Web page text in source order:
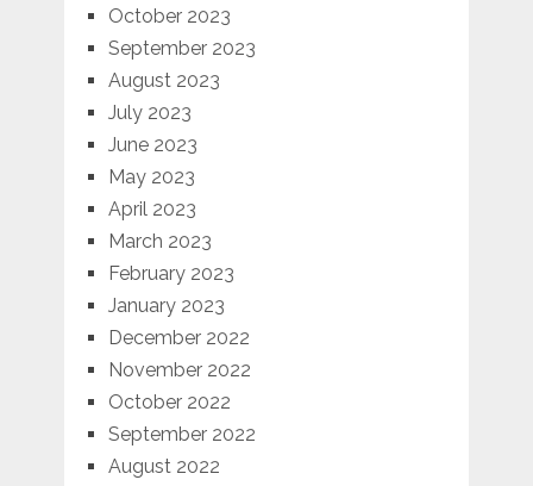
October 2023
September 2023
August 2023
July 2023
June 2023
May 2023
April 2023
March 2023
February 2023
January 2023
December 2022
November 2022
October 2022
September 2022
August 2022